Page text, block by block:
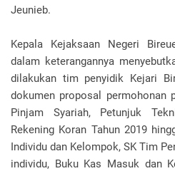
Jeunieb.
Kepala Kejaksaan Negeri
dalam keterangannya
dilakukan tim penyidik Kejari
dokumen proposal permohonan
Pinjam Syariah, Petunjuk
Rekening Koran Tahun 2019
Individu dan Kelompok, SK Tim
individu, Buku Kas Masuk dan